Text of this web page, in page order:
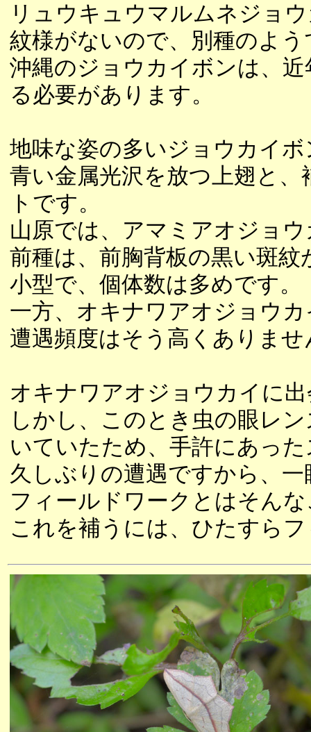
リュウキュウマルムネジョ
紋様がないので、別種のよう
沖縄のジョウカイボンは、
る必要があります。
地味な姿の多いジョウカイ
青い金属光沢を放つ上翅と
トです。
山原では、アマミアオジョ
前種は、前胸背板の黒い斑
小型で、個体数は多めです。
一方、オキナワアオジョウ
遭遇頻度はそう高くありませ
オキナワアオジョウカイに
しかし、このとき虫の眼レ
いていたため、手許にあっ
久しぶりの遭遇ですから、
フィールドワークとはそん
これを補うには、ひたすら